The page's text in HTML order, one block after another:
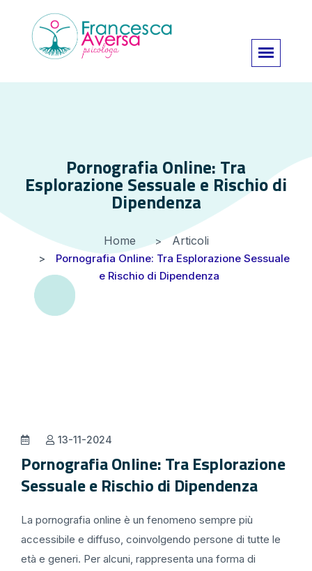
Pornografia Online: Tra
Esplorazione Sessuale e Rischio di
Dipendenza
Home Articoli
Pornografia Online: Tra Esplorazione Sessuale
e Rischio di Dipendenza
13-11-2024
Pornografia Online: Tra Esplorazione
Sessuale e Rischio di Dipendenza
La pornografia online è un fenomeno sempre più
accessibile e diffuso, coinvolgendo persone di tutte le
età e generi. Per alcuni, rappresenta una forma di